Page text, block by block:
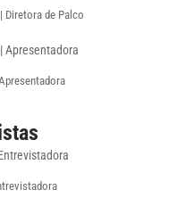
Diretora de Palco